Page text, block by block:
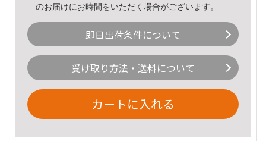
のお届けにお時間をいただく場合がございます。
即日出荷条件について
受け取り方法・送料について
カートに入れる